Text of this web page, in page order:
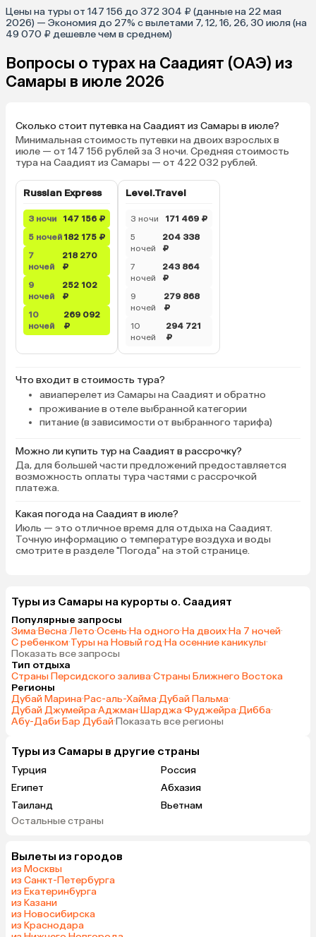
Цены на туры от 147 156 до 372 304 ₽ (данные на 22 мая
2026) — Экономия до 27% с вылетами 7, 12, 16, 26, 30 июля (на
49 070 ₽ дешевле чем в среднем)
Вопросы о турах на Саадият (ОАЭ) из
Самары в июле 2026
Сколько стоит путевка на Саадият из Самары в июле?
Минимальная стоимость путевки на двоих взрослых в
июле — от 147 156 рублей за 3 ночи. Средняя стоимость
тура на Саадият из Самары — от 422 032 рублей.
Russian Express
3 ночи
147 156 ₽
5 ночей 182 175 ₽
7
ночей
218 270
₽
9
ночей
252 102
₽
10
ночей
269 092
₽
Level.Travel
3 ночи
171 469 ₽
5
ночей
204 338
₽
7
ночей
243 864
₽
9
ночей
279 868
₽
10
ночей
294 721
₽
Что входит в стоимость тура?
авиаперелет из Самары на Саадият и обратно
проживание в отеле выбранной категории
питание (в зависимости от выбранного тарифа)
Можно ли купить тур на Саадият в рассрочку?
Да, для большей части предложений предоставляется
возможность оплаты тура частями с рассрочкой
платежа.
Какая погода на Саадият в июле?
Июль — это отличное время для отдыха на Саадият.
Точную информацию о температуре воздуха и воды
смотрите в разделе "Погода" на этой странице.
Туры из Самары на курорты о. Саадият
Популярные запросы
Зима·Весна·Лето·Осень·На одного·На двоих·На 7 ночей·
С ребенком·Туры на Новый год·На осенние каникулы·
Показать все запросы
Тип отдыха
Страны Персидского залива·Страны Ближнего Востока
Регионы
Дубай Марина·Рас-аль-Хайма·Дубай Пальма·
Дубай Джумейра·Аджман·Шарджа·Фуджейра·Дибба·
Абу-Даби·Бар Дубай·Показать все регионы
Туры из Самары в другие страны
Турция
Россия
Египет
Абхазия
Таиланд
Вьетнам
ОАЭ
Беларусь
Шри-Ланка
Азербайджан
Катар
Гонконг
Остальные страны
Вылеты из городов
из Москвы
из Санкт-Петербурга
из Екатеринбурга
из Казани
из Новосибирска
из Краснодара